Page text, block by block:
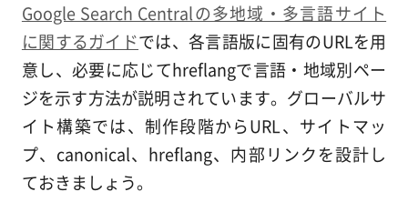
Google Search Centralの多地域・多言語サイト
に関するガイドでは、各言語版に固有のURLを用
意し、必要に応じてhreflangで言語・地域別ペー
ジを示す方法が説明されています。グローバルサ
イト構築では、制作段階からURL、サイトマッ
プ、canonical、hreflang、内部リンクを設計し
ておきましょう。